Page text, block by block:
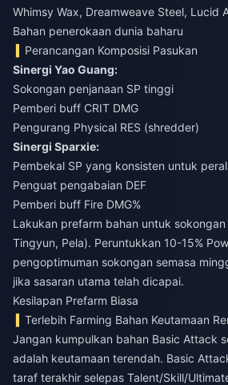
Whimsy Wax, Dreamweave Steel, Lucid
Bahan penerokaan dunia baharu
Perancangan Komposisi Pasukan
Sinergi Yao Guang:
Sokongan penjanaan SP tinggi
Pemberi buff CRIT DMG
Pengurang Physical RES (shredder)
Sinergi Sparxie:
Pembekal SP yang konsisten untuk
Penguat pengabaian DEF
Pemberi buff Fire DMG%
Lakukan prefarm bahan untuk
Tingyun, Pela). Peruntukkan 10-15%
pengoptimuman sokongan semasa
jika sasaran utama telah dicapai.
Kesilapan Prefarm Biasa
Terlebih Farming Bahan Keutamaan
Jangan kumpulkan bahan Basic Attack
adalah keutamaan terendah. Basic
taraf terakhir selepas Talent/Skill/